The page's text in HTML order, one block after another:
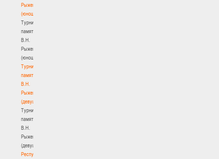
Рыженкова
(юноши)
Турнир
памяти
В.Н.
Рыженкова
(юноши)
Турнир
памяти
В.Н.
Рыженкова
(девушки)
Турнир
памяти
В.Н.
Рыженкова
(девушки)
Республиканские